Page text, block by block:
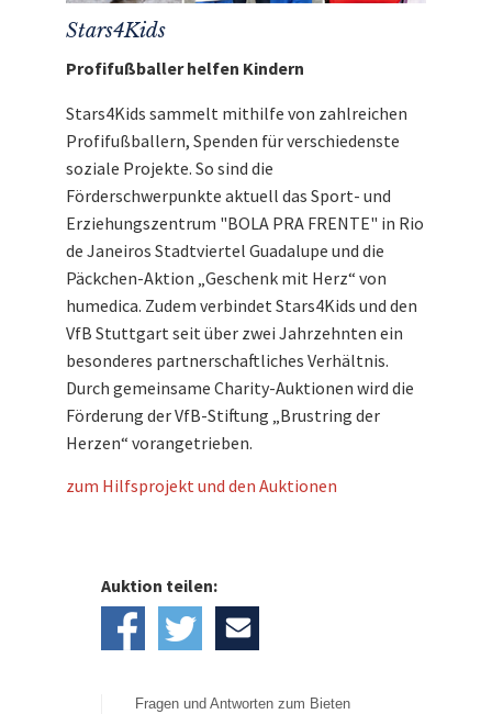
Stars4Kids
Profifußballer helfen Kindern
Stars4Kids sammelt mithilfe von zahlreichen
Profifußballern, Spenden für verschiedenste
soziale Projekte. So sind die
Förderschwerpunkte aktuell das Sport- und
Erziehungszentrum "BOLA PRA FRENTE" in Rio
de Janeiros Stadtviertel Guadalupe und die
Päckchen-Aktion „Geschenk mit Herz“ von
humedica. Zudem verbindet Stars4Kids und den
VfB Stuttgart seit über zwei Jahrzehnten ein
besonderes partnerschaftliches Verhältnis.
Durch gemeinsame Charity-Auktionen wird die
Förderung der VfB-Stiftung „Brustring der
Herzen“ vorangetrieben.
zum Hilfsprojekt und den Auktionen
Auktion teilen:
Fragen und Antworten zum Bieten